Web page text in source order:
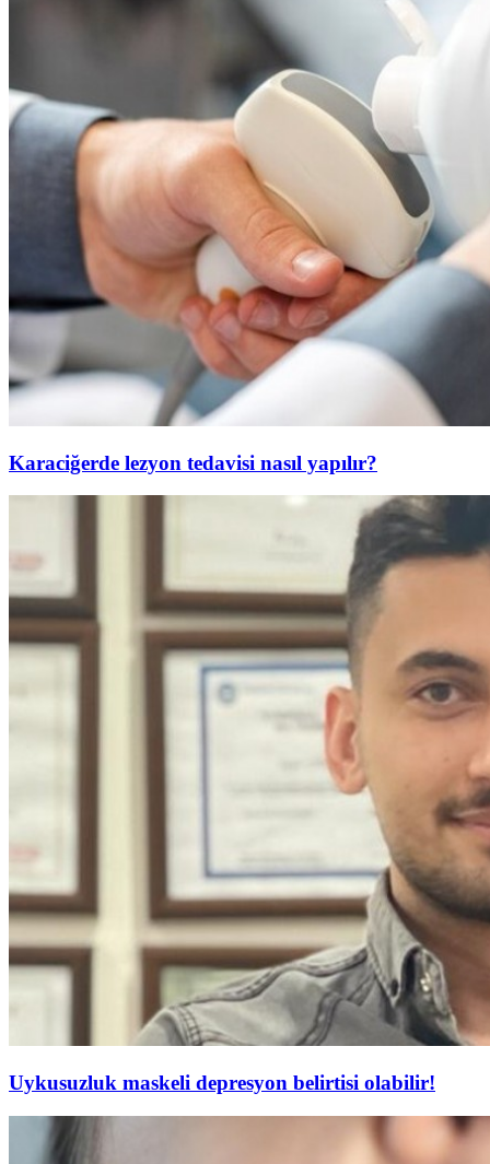
Karaciğerde lezyon tedavisi nasıl yapılır?
Uykusuzluk maskeli depresyon belirtisi olabilir!